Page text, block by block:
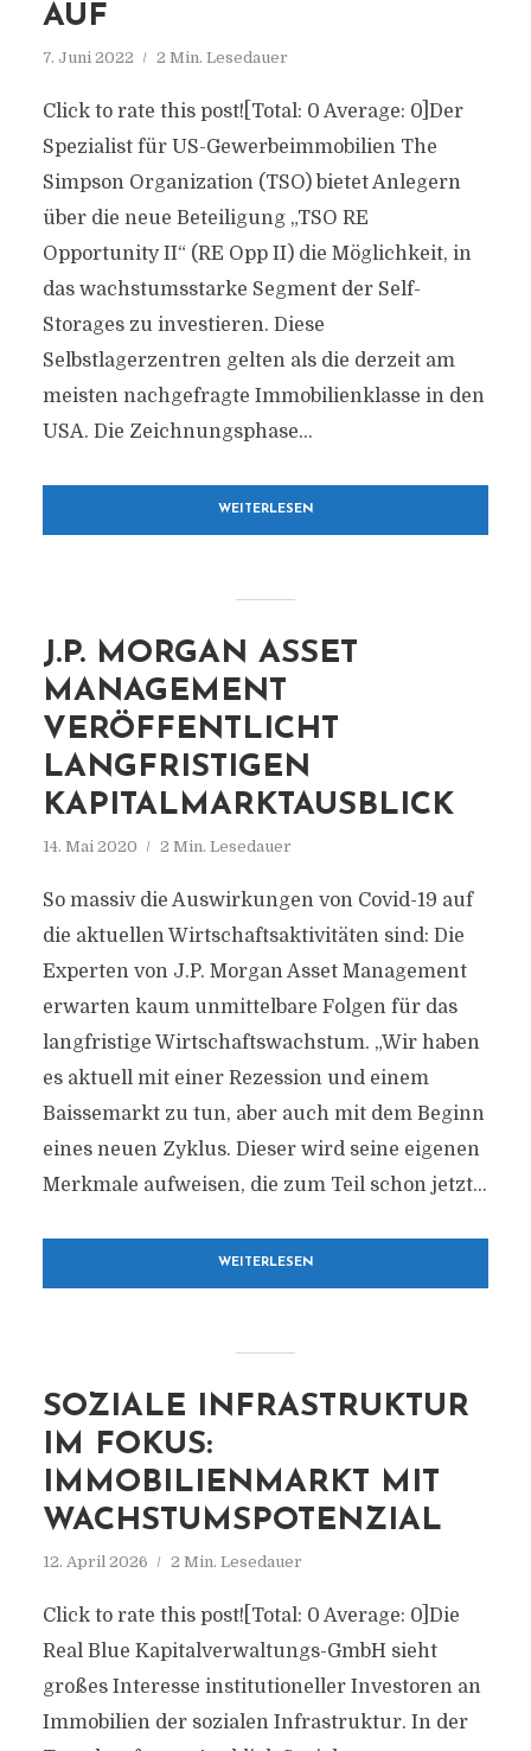
AUF
7. Juni 2022 2 Min. Lesedauer
Click to rate this post![Total: 0 Average: 0]Der
Spezialist für US-Gewerbeimmobilien The
Simpson Organization (TSO) bietet Anlegern
über die neue Beteiligung „TSO RE
Opportunity II“ (RE Opp II) die Möglichkeit, in
das wachstumsstarke Segment der Self-
Storages zu investieren. Diese
Selbstlagerzentren gelten als die derzeit am
meisten nachgefragte Immobilienklasse in den
USA. Die Zeichnungsphase...
WEITERLESEN
J.P. MORGAN ASSET
MANAGEMENT
VERÖFFENTLICHT
LANGFRISTIGEN
KAPITALMARKTAUSBLICK
14. Mai 2020 2 Min. Lesedauer
So massiv die Auswirkungen von Covid-19 auf
die aktuellen Wirtschaftsaktivitäten sind: Die
Experten von J.P. Morgan Asset Management
erwarten kaum unmittelbare Folgen für das
langfristige Wirtschaftswachstum. „Wir haben
es aktuell mit einer Rezession und einem
Baissemarkt zu tun, aber auch mit dem Beginn
eines neuen Zyklus. Dieser wird seine eigenen
Merkmale aufweisen, die zum Teil schon jetzt...
WEITERLESEN
SOZIALE INFRASTRUKTUR
IM FOKUS:
IMMOBILIENMARKT MIT
WACHSTUMSPOTENZIAL
12. April 2026 2 Min. Lesedauer
Click to rate this post![Total: 0 Average: 0]Die
Real Blue Kapitalverwaltungs-GmbH sieht
großes Interesse institutioneller Investoren an
Immobilien der sozialen Infrastruktur. In der